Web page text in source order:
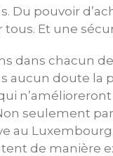
pouvoir
Et une
dans chacun
aucun doute la
seulement
au
de manière